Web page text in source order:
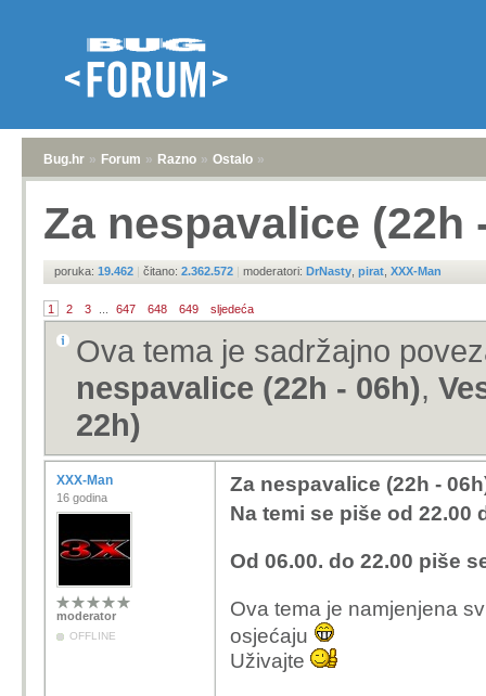
Bug.hr » Forum » Razno » Ostalo »
Za nespavalice (22h
poruka: 19.462 | čitano: 2.362.572 | moderatori: DrNasty pirat XXX-Man
1 2 3 647 648 649 sljedeća
Ova tema je sadržajno
nespavalice (22h - 06h),
22h)
XXX-Man
16 godina
moderator
OFFLINE
Za nespavalice (22h -
Na temi se piše od 22.00
Od 06.00. do 22.00 piše
Ova tema je namjenjena
osjećaju
Uživajte